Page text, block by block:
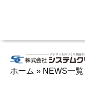
ホーム » NEWS一覧